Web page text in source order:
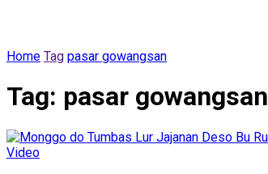
Home Tag pasar gowangsan
Tag: pasar gowangsan
Video